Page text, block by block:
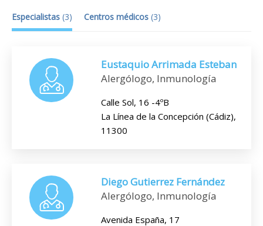
Especialistas (3) Centros médicos (3)
Eustaquio Arrimada Esteban
Alergólogo, Inmunología
Calle Sol, 16 -4ºB
La Línea de la Concepción (Cádiz),
11300
Diego Gutierrez Fernández
Alergólogo, Inmunología
Avenida España, 17